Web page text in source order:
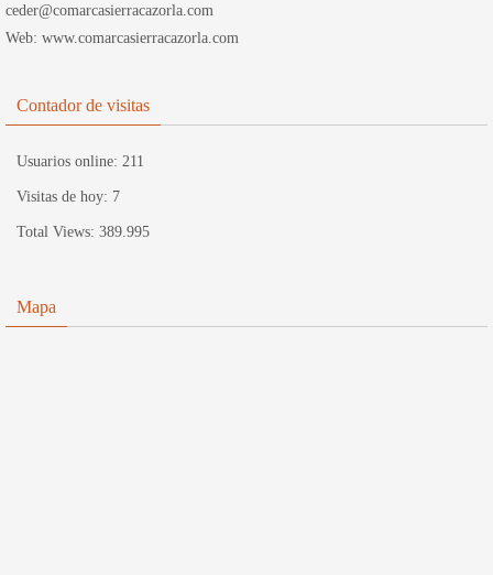
ceder@comarcasierracazorla.com
Web: www.comarcasierracazorla.com
Contador de visitas
Usuarios online: 211
Visitas de hoy: 7
Total Views: 389.995
Mapa